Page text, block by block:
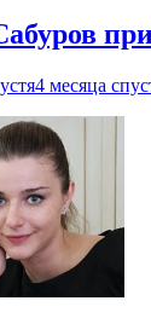
4 месяца